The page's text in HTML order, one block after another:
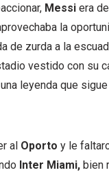
Messi era
la
de zurda a la
vestido con su
leyenda que
al Oporto y le
Inter Miami, bien